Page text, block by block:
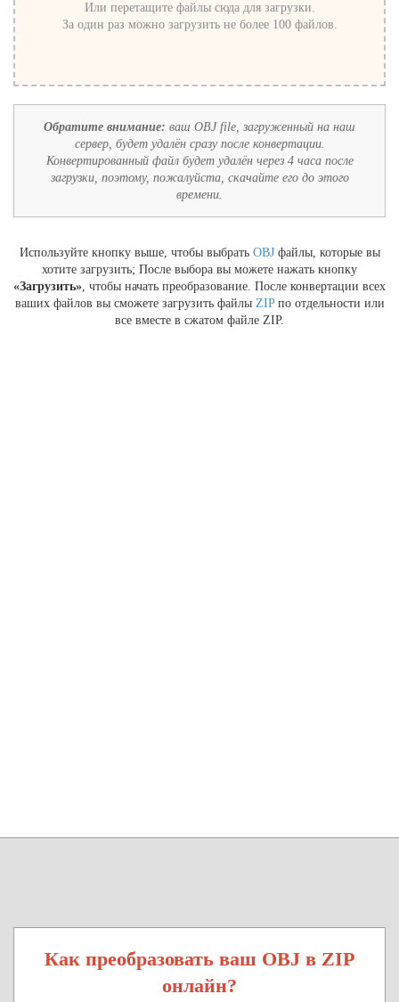
Или перетащите файлы сюда для загрузки.
За один раз можно загрузить не более 100 файлов.
Обратите внимание: ваш OBJ file, загруженный на наш
сервер, будет удалён сразу после конвертации.
Конвертированный файл будет удалён через 4 часа после
загрузки, поэтому, пожалуйста, скачайте его до этого
времени.
Используйте кнопку выше, чтобы выбрать OBJфайлы, которые вы
хотите загрузить; После выбора вы можете нажать кнопку
«Загрузить», чтобы начать преобразование. После конвертации всех
ваших файлов вы сможете загрузить файлы ZIPпо отдельности или
все вместе в сжатом файле ZIP.
Как преобразовать ваш OBJ в ZIP
онлайн?